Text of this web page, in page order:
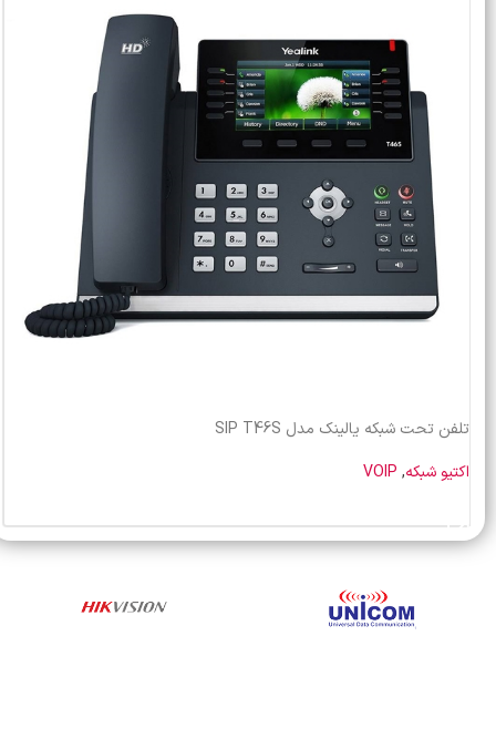
تلفن تحت شبکه یالینک مدل SIP T46S
اکتیو شبکه,
VOIP